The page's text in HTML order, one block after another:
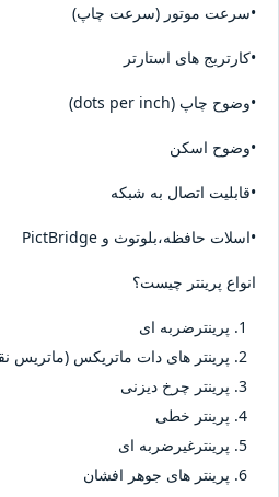
•سرعت موتور (سرعت چاپ)
•کارتریج های استارتر
•وضوح چاپ (dots per inch)
•وضوح اسکن
•قابلیت اتصال به شبکه
•اسلات حافظه،بلوتوث و PictBridge
انواع پرینتر چیست؟
پرینترضربه ای
پرینتر های دات ماتریکس (ماتریس
پرینتر چرخ دیزنی
پرینتر خطی
پرینترغیرضربه ای
پرینتر های جوهر افشان